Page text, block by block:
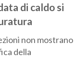
di caldo si
non mostrano
della